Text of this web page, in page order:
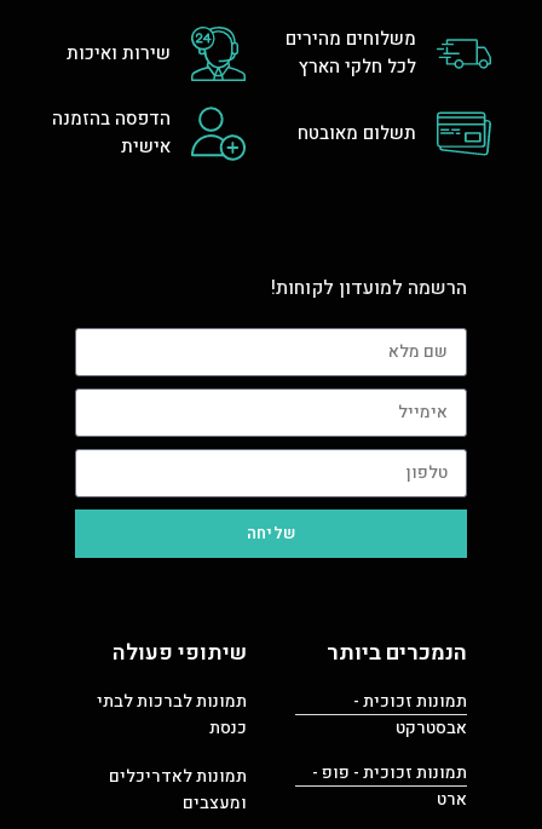
משלוחים מהירים
לכל חלקי הארץ
שירות ואיכות
תשלום מאובטח
הדפסה בהזמנה
אישית
הרשמה למועדון לקוחות!
שליחה
הנמכרים ביותר
תמונות זכוכית -
אבסטרקט
תמונות זכוכית - פופ -
ארט
שיתופי פעולה
תמונות לברכות לבתי
כנסת
תמונות לאדריכלים
ומעצבים